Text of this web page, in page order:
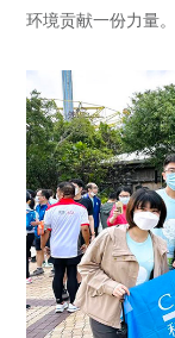
环境贡献一份力量。